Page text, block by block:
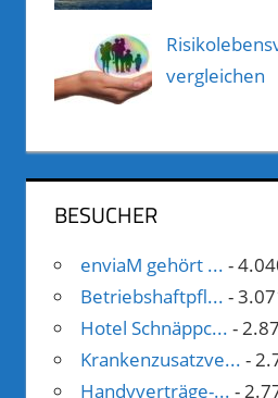
vergleichen
BESUCHER
enviaM gehört ... -
Betriebshaftpfl... -
Hotel Schnäppc... -
Krankenzusatzve... -
Handyverträge-... -